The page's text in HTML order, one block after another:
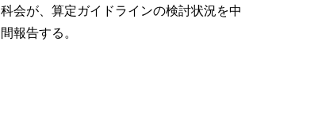
科会が、算定ガイドラインの検討状況を中
間報告する。